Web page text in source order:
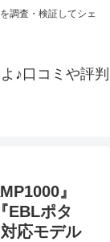
調査・検証してシェ
♪口コミや評判
』
EBLポタ
応モデル